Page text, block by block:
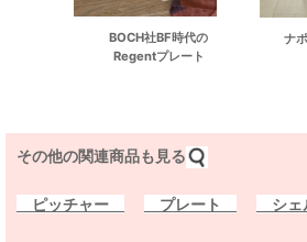
BOCH社BF時代の
Regentプレート
ナ
その他の関連商品も見る
ピッチャー プレート シェ